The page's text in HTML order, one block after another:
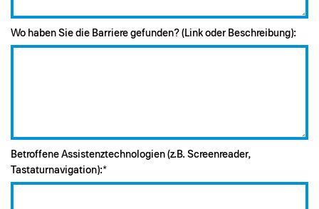
Wo haben Sie die Barriere gefunden? (Link oder Beschreibung):
Betroffene Assistenztechnologien (z.B. Screenreader,
Tastaturnavigation):*